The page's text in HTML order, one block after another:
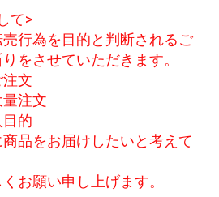
て>
行為を目的と判断されるご
をさせていただきます。
注文
量注文
目的
品をお届けしたいと考えて
お願い申し上げます。